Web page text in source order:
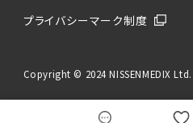
プライバシーマーク制度
Copyright © 2024 NISSENMEDIX